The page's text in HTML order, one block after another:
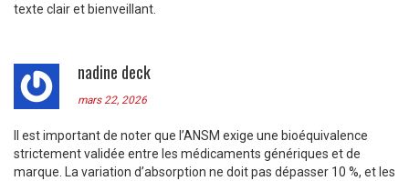
texte clair et bienveillant.
nadine deck
mars 22, 2026
Il est important de noter que l’ANSM exige une bioéquivalence
strictement validée entre les médicaments génériques et de
marque. La variation d’absorption ne doit pas dépasser 10 %, et les